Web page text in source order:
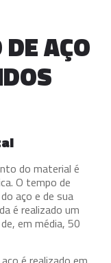
AÇO
do material é
O tempo de
aço e de sua
é realizado um
em média, 50